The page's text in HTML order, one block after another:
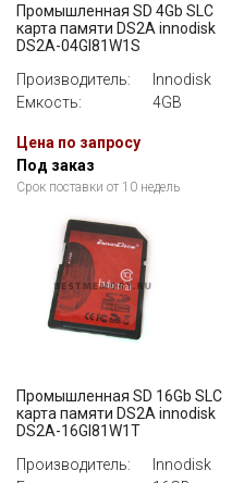
Промышленная SD 4Gb SLC
карта памяти DS2A innodisk
DS2A-04GI81W1S
Производитель:
Innodisk
Емкость:
4GB
Цена по запросу
Под заказ
Срок поставки от 10 недель
Промышленная SD 16Gb SLC
карта памяти DS2A innodisk
DS2A-16GI81W1T
Производитель:
Innodisk